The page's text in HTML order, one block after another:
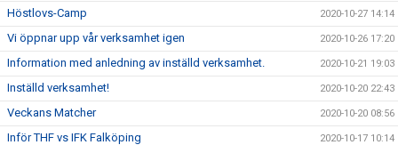
Höstlovs-Camp 2020-10-27 14:14
Vi öppnar upp vår verksamhet igen 2020-10-26 17:20
Information med anledning av inställd verksamhet. 2020-10-21 19:03
Inställd verksamhet! 2020-10-20 22:43
Veckans Matcher 2020-10-20 08:56
Inför THF vs IFK Falköping 2020-10-17 10:14